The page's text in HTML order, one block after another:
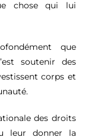
chose qui lui
que
soutenir des
corps et
des droits
leur donner la